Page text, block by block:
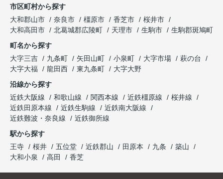
市区町村から探す
大和郡山市
奈良市 橿原市 香芝市
桜井市
大和高田市
北葛城郡広陵町 天理市 生駒市
生駒郡斑鳩町
町名から探す
大字三吉
九条町 矢田山町 小泉町 大字市場
萩の台
大字大福
龍田西 東九条町
大字大野
沿線から探す
近鉄大阪線
和歌山線 関西本線 近鉄橿原線
桜井線
近鉄田原本線
近鉄生駒線
近鉄南大阪線
近鉄難波・奈良線
近鉄御所線
駅から探す
王寺
桜井 五位堂 近鉄郡山 田原本 九条
築山
大和小泉
高田 香芝